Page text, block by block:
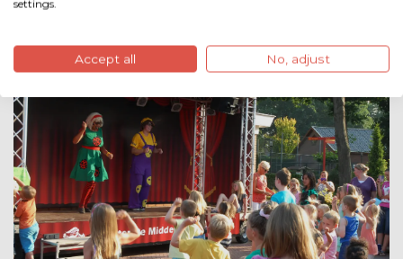
settings.
Accept all No, adjust